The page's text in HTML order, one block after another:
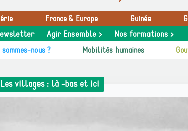
France & Europe Guinée
Agir Ensemble > Nos formations >
sommes-nous ? Mobilités humaines
Les villages : là -bas et ici